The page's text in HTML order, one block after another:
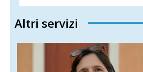
Altri servizi